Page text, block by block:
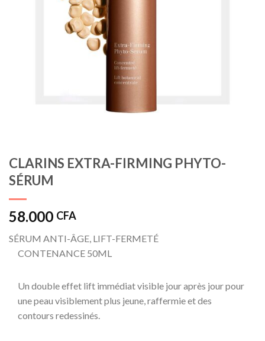
CLARINS EXTRA-FIRMING PHYTO-
SÉRUM
58.000 CFA
SÉRUM ANTI-ÂGE, LIFT-FERMETÉ
CONTENANCE 50ML
Un double effet lift immédiat visible jour après jour pour
une peau visiblement plus jeune, raffermie et des
contours redessinés.